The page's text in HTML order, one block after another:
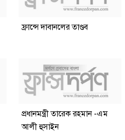
ফ্রান্সে দাবানলের তাণ্ডব
প্রধানমন্ত্রী তারেক রহমান -এম
আলী হুসাইন